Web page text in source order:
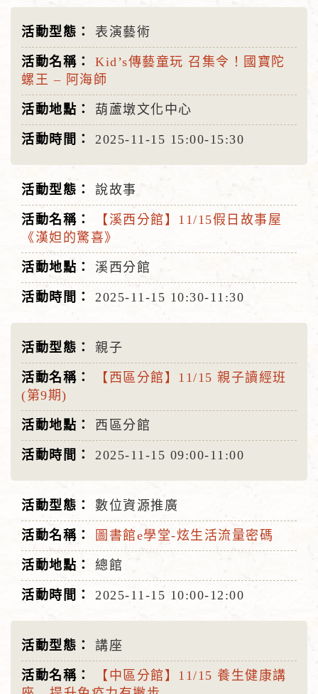
表演藝術
Kid’s傳藝童玩 召集令！國寶陀
螺王 – 阿海師
葫蘆墩文化中心
2025-11-15 15:00-15:30
說故事
【溪西分館】11/15假日故事屋
《漢妲的驚喜》
溪西分館
2025-11-15 10:30-11:30
親子
【西區分館】11/15 親子讀經班
(第9期)
西區分館
2025-11-15 09:00-11:00
數位資源推廣
圖書館e學堂-炫生活流量密碼
總館
2025-11-15 10:00-12:00
講座
【中區分館】11/15 養生健康講